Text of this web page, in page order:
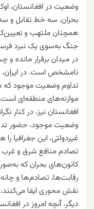
وضعیت در افغانستان،
بحران، سه خط تقابل و
همچنان ملتهب و
جنگ به‌سوی یک نبرد
در میدان برقرار مانده و
نامشخص است. در
تداوم وضعیت موجود که
موازنه‌های منطقه‌ای
افغانستان نیز، در کنار
وضعیت موجود، حضور
غیردولتی، این جغرافیا
تصادم منافع شرق و غرب
کانون‌های بحران که
رقابت‌ها، تصادم‌ها و
نقش محوری ایفا
دیگر، آنچه امروز در